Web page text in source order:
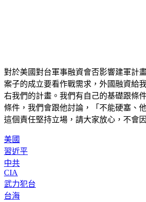
對於美國對台軍事融資會否影響建軍計
案子的成立要看作戰需求，外國融資給
右我們的計畫。我們有自己的基礎跟條
條件，我們會跟他討論，「不能硬塞、
美國
習近平
中共
CIA
武力犯台